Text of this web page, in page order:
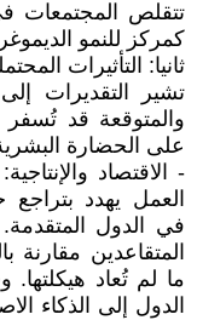
تتقلص المجتمعات
كمركز للنمو
ثانيا: التأثيرات
تشير التقديرات
والمتوقعة قد
على الحضارة
- الاقتصاد
العمل يهدد بتراجع
في الدول
المتقاعدين مقارنة
ما لم تُعاد
الدول إلى الذكاء